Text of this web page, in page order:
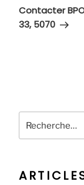
suivant
Contacter
33, 5070
pour